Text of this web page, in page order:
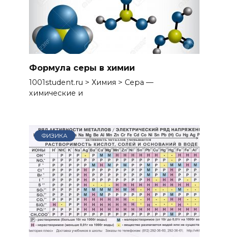
Формула серы в химии
1001student.ru > Химия > Сера —
химические и
ФИЗИКА